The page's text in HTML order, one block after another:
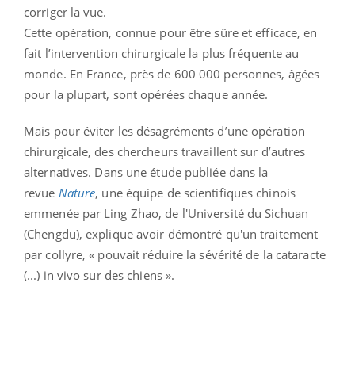
corriger la vue.
Cette opération, connue pour être sûre et efficace, en
fait l’intervention chirurgicale la plus fréquente au
monde. En France, près de 600 000 personnes, âgées
pour la plupart, sont opérées chaque année.
Mais pour éviter les désagréments d’une opération
chirurgicale, des chercheurs travaillent sur d’autres
alternatives. Dans une étude publiée dans la
revue Nature, une équipe de scientifiques chinois
emmenée par Ling Zhao, de l'Université du Sichuan
(Chengdu), explique avoir démontré qu'un traitement
par collyre, « pouvait réduire la sévérité de la cataracte
(...) in vivo sur des chiens ».